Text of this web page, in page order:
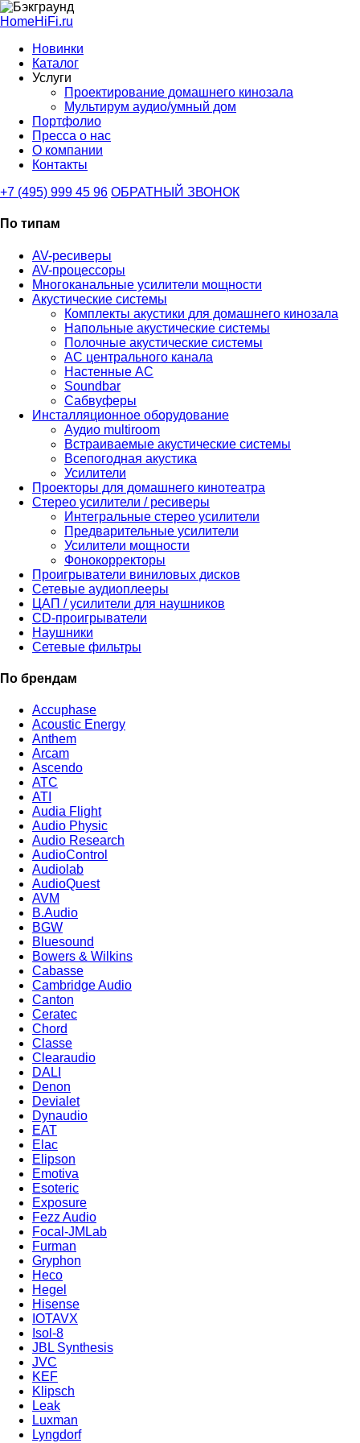
HomeHiFi.ru
Новинки
Каталог
Услуги
Проектирование домашнего кинозала
Мультирум аудио/умный дом
Портфолио
Пресса о нас
О компании
Контакты
+7 (495) 999 45 96 ОБРАТНЫЙ ЗВОНОК
По типам
AV-ресиверы
AV-процессоры
Многоканальные усилители мощности
Акустические системы
Комплекты акустики для домашнего кинозала
Напольные акустические системы
Полочные акустические системы
АС центрального канала
Настенные АС
Soundbar
Сабвуферы
Инсталляционное оборудование
Аудио multiroom
Встраиваемые акустические системы
Всепогодная акустика
Усилители
Проекторы для домашнего кинотеатра
Стерео усилители / ресиверы
Интегральные стерео усилители
Предварительные усилители
Усилители мощности
Фонокорректоры
Проигрыватели виниловых дисков
Сетевые аудиоплееры
ЦАП / усилители для наушников
CD-проигрыватели
Наушники
Сетевые фильтры
По брендам
Accuphase
Acoustic Energy
Anthem
Arcam
Ascendo
ATC
ATI
Audia Flight
Audio Physic
Audio Research
AudioControl
Audiolab
AudioQuest
AVM
B.Audio
BGW
Bluesound
Bowers & Wilkins
Cabasse
Cambridge Audio
Canton
Ceratec
Chord
Classe
Clearaudio
DALI
Denon
Devialet
Dynaudio
EAT
Elac
Elipson
Emotiva
Esoteric
Exposure
Fezz Audio
Focal-JMLab
Furman
Gryphon
Heco
Hegel
Hisense
IOTAVX
Isol-8
JBL Synthesis
JVC
KEF
Klipsch
Leak
Luxman
Lyngdorf